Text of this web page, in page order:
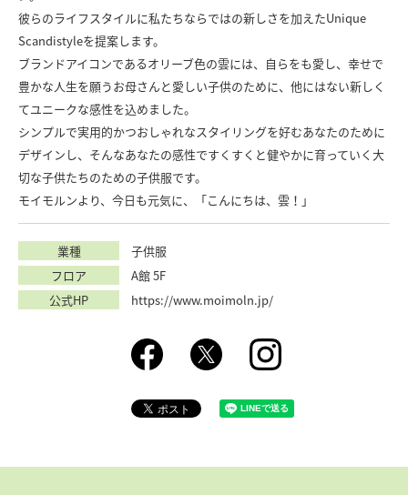
彼らのライフスタイルに私たちならではの新しさを加えたUnique
Scandistyleを提案します。
ブランドアイコンであるオリーブ色の雲には、自らをも愛し、幸せで
豊かな人生を願うお母さんと愛しい子供のために、他にはない新しく
てユニークな感性を込めました。
シンプルで実用的かつおしゃれなスタイリングを好むあなたのために
デザインし、そんなあなたの感性ですくすくと健やかに育っていく大
切な子供たちのための子供服です。
モイモルンより、今日も元気に、「こんにちは、雲！」
業種
子供服
フロア
A館 5F
公式HP
https://www.moimoln.jp/